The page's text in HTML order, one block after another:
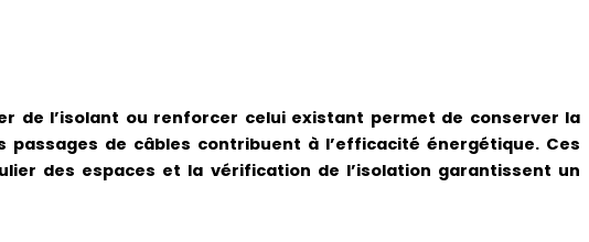
de l’isolant ou renforcer celui existant permet de conserver la
de câbles contribuent à l’efficacité énergétique. Ces
des espaces et la vérification de l’isolation garantissent un